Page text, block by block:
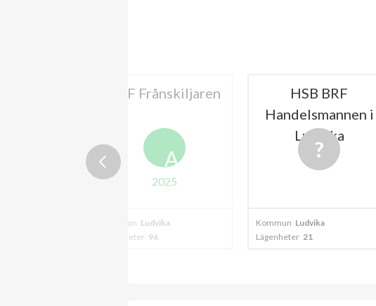
BRF Frånskiljaren
A
2025
Kommun Ludvika
Lägenheter 96
HSB BRF
Handelsmannen i
Ludvika
Kommun Ludvika
Lägenheter 21